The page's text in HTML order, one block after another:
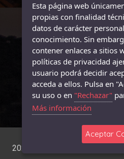
2026 © Leader MonteSur -
Esta página web
propias con finalidad
datos de carácter
conocimiento. Sin
contener enlaces a sitios
políticas de privacidad
usuario podrá decidir
acceda a ellos. Pulsa en
su uso o en "Rechazar"
Más información
Aceptar